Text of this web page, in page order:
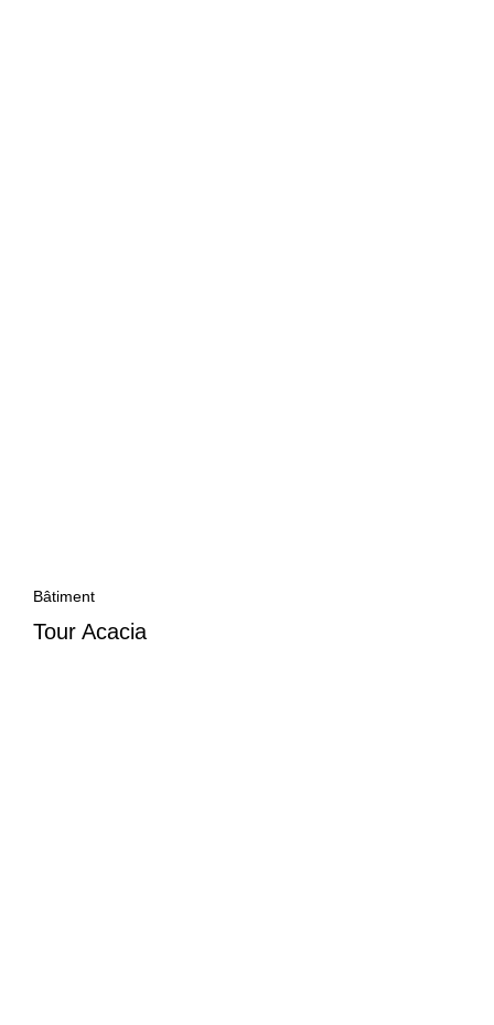
Bâtiment
Tour Acacia